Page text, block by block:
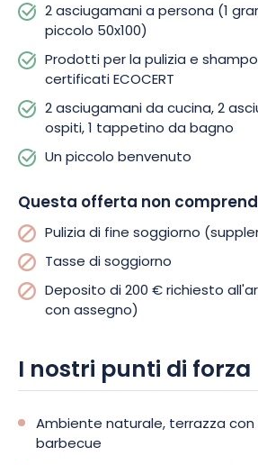
Prenotate subito il vostro soggiorno e
eccezionale circondato da foreste,
tipici!
2 asciugamani a persona (1
piccolo 50x100)
Prodotti per la pulizia e
certificati ECOCERT
2 asciugamani da cucina, 2
ospiti, 1 tappetino da bagno
Un piccolo benvenuto
Questa offerta non
Pulizia di fine soggiorno
Tasse di soggiorno
Deposito di 200 € richiesto
con assegno)
I nostri punti di forza
Ambiente naturale, terrazza
barbecue